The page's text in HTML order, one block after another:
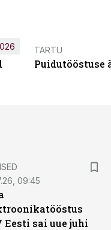
TARTU
Puidutööstuse
09:45
Eesti sai uue juhi